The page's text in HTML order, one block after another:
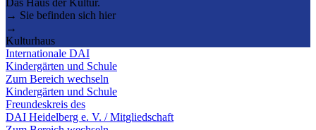
→ Sie befinden sich hier
→
Kulturhaus
Internationale DAI
Kindergärten und Schule
Zum Bereich wechseln
Kindergärten und Schule
Freundeskreis des
DAI Heidelberg e. V. / Mitgliedschaft